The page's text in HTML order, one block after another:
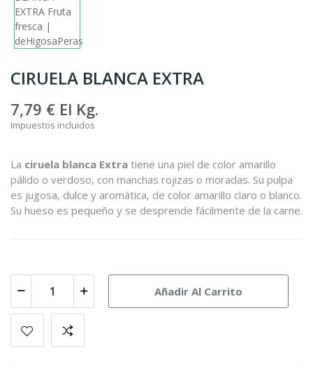
CIRUELA BLANCA EXTRA
7,79 € El Kg.
Impuestos incluidos
La ciruela blanca Extra tiene una piel de color amarillo
pálido o verdoso, con manchas rojizas o moradas. Su pulpa
es jugosa, dulce y aromática, de color amarillo claro o blanco.
Su hueso es pequeño y se desprende fácilmente de la carne.
Añadir Al Carrito